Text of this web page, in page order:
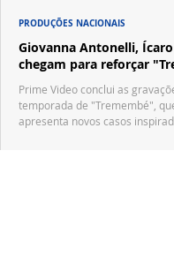
Giovanna Antonelli, Ícaro
chegam para reforçar
Prime Video conclui as
temporada de "Tremembé",
apresenta novos casos
PRODUÇÕES NACIONAIS